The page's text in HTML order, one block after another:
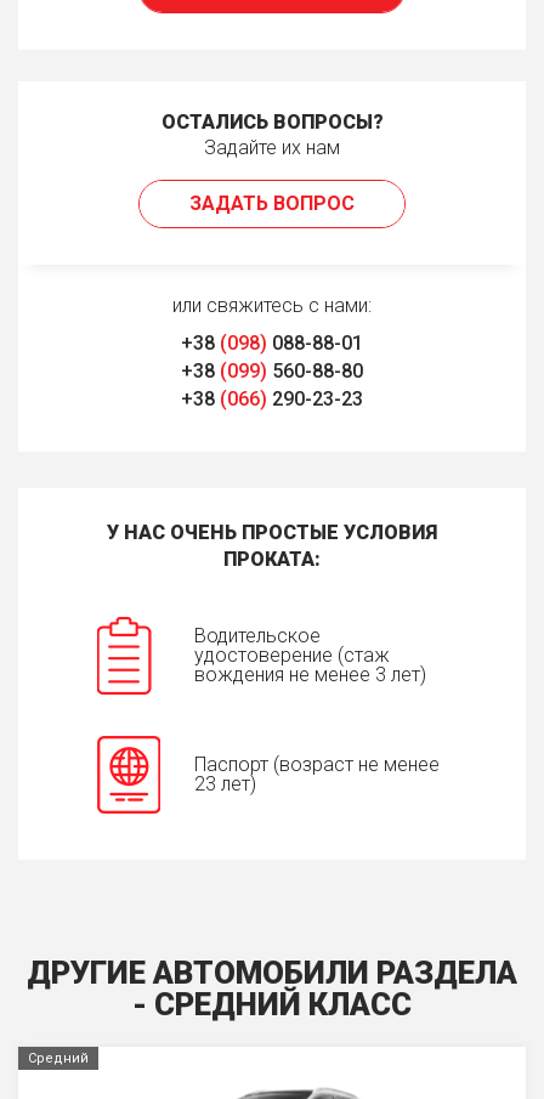
ОСТАЛИСЬ ВОПРОСЫ?
Задайте их нам
ЗАДАТЬ ВОПРОС
или свяжитесь с нами:
+38 (098) 088-88-01
+38 (099) 560-88-80
+38 (066) 290-23-23
У НАС ОЧЕНЬ ПРОСТЫЕ УСЛОВИЯ
ПРОКАТА:
Водительское
удостоверение (стаж
вождения не менее 3 лет)
Паспорт (возраст не менее
23 лет)
ДРУГИЕ АВТОМОБИЛИ РАЗДЕЛА
- СРЕДНИЙ КЛАСС
Средний